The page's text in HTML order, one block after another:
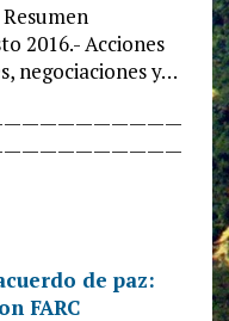
2016.- Acciones
negociaciones y…
de paz:
FARC